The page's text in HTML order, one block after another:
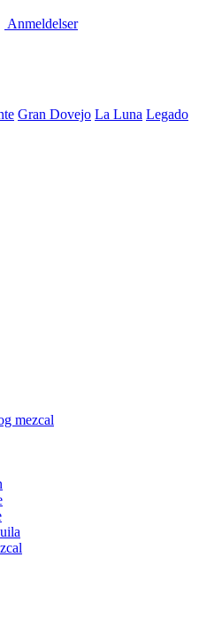
Anmeldelser
Gran Dovejo La Luna Legado
mezcal